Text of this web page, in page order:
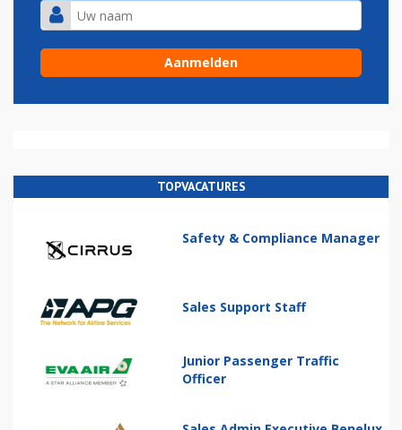
TOPVACATURES
Safety & Compliance Manager
Sales Support Staff
Junior Passenger Traffic
Officer